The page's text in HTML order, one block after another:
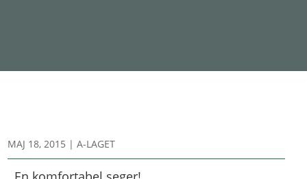
MAJ 18, 2015 |A-LAGET